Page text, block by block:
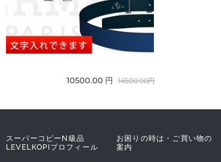
10500.00 円 14500.00円
スーパーコピーN級品
LEVELKOPIプロフィール
お困りの時は・ご買い物の
案内